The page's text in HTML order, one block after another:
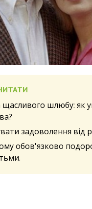
щасливого шлюбу: як
задоволення від
обов'язково